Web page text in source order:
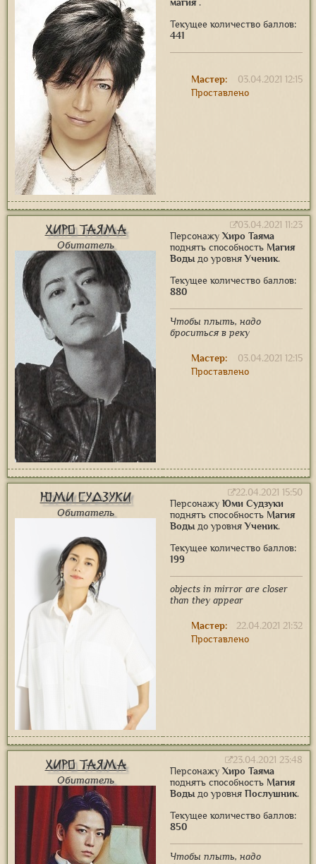
магия.
Текущее количество баллов:
441
03.04.2021 12:15
Мастер:
Проставлено
Хиро Таяма
Обитатель
03.04.2021 11:23
ПерсонажуХиро Таяма
поднять способность Магия
Водыдо уровняУченик.
Текущее количество баллов:
880
Чтобы плыть, надо
броситься в реку
03.04.2021 12:15
Мастер:
Проставлено
Юми Судзуки
Обитатель
22.04.2021 15:50
Персонажу Юми Судзуки
поднять способность Магия
Водыдо уровняУченик.
Текущее количество баллов:
199
objects in mirror are closer
than they appear
22.04.2021 21:32
Мастер:
Проставлено
Хиро Таяма
Обитатель
23.04.2021 23:48
ПерсонажуХиро Таяма
поднять способность Магия
Водыдо уровня Послушник.
Текущее количество баллов:
850
Чтобы плыть, надо